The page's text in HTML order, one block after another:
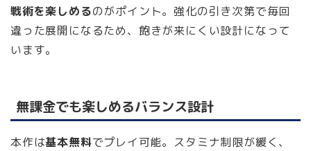
戦術を楽しめるのがポイント。強化の引き次第で毎回
違った展開になるため、飽きが来にくい設計になって
います。
無課金でも楽しめるバランス設計
本作は基本無料でプレイ可能。スタミナ制限が緩く、